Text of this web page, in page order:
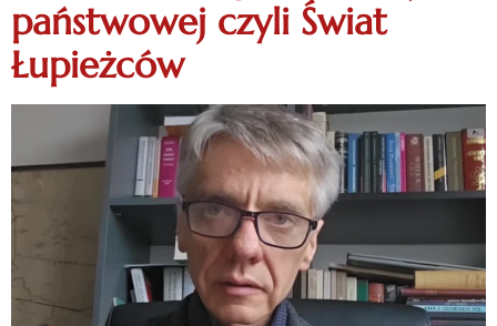
państwowej czyli Świat
Łupieżców